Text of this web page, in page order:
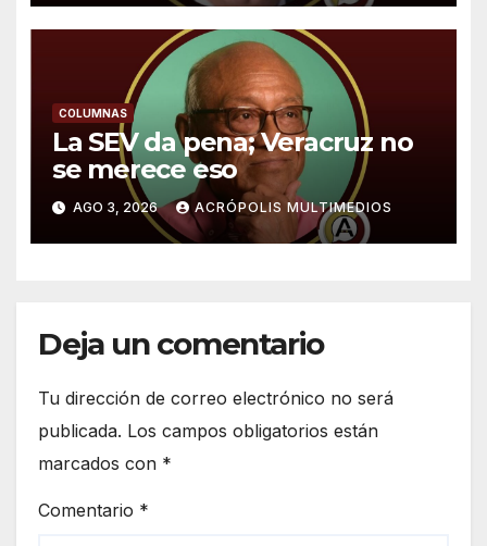
COLUMNAS
La SEV da pena; Veracruz no
se merece eso
AGO 3, 2026 ACRÓPOLIS MULTIMEDIOS
Deja un comentario
Tu dirección de correo electrónico no será
publicada. Los campos obligatorios están
marcados con *
Comentario *